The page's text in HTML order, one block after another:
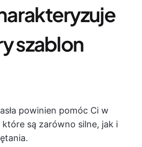
szablon
powinien pomóc Ci w
które są zarówno silne, jak i